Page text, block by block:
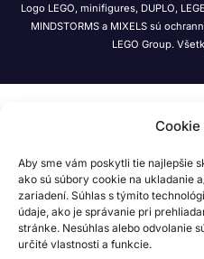
Aby sme vám poskytli tie najlepšie
ako sú súbory cookie na ukladanie
zariadení. Súhlas s týmito
údaje, ako je správanie pri
stránke. Nesúhlas alebo odvolanie
určité vlastnosti a funkcie.
Logo LEGO, minifigures, DUPLO,
MINDSTORMS a MIXELS sú
LEGO Group.